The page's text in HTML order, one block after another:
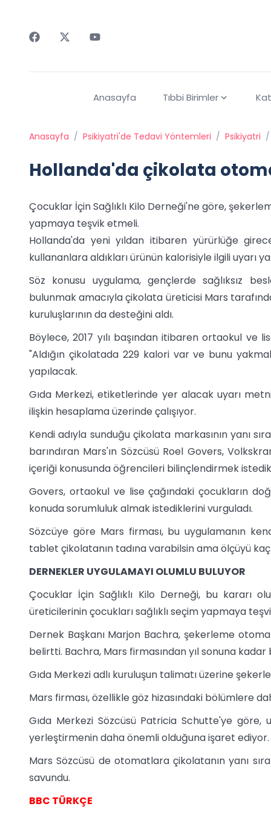
Anasayfa Tıbbi Birimler
Anasayfa / Psikiyatri'de Tedavi Yöntemleri / Psikiyatri /
Hollanda'da çikolata
Çocuklar İçin Sağlıklı Kilo Derneği'ne göre,
yapmaya teşvik etmeli.
Hollanda'da yeni yıldan itibaren yürürlüğe
kullananlara aldıkları ürünün kalorisiyle ilgili uyarı
Söz konusu uygulama, gençlerde sağlıksız
bulunmak amacıyla çikolata üreticisi Mars
kuruluşlarının da desteğini aldı.
Böylece, 2017 yılı başından itibaren ortaokul ve
"Aldığın çikolatada 229 kalori var ve bunu
yapılacak.
Gıda Merkezi, etiketlerinde yer alacak uyarı
ilişkin hesaplama üzerinde çalışıyor.
Kendi adıyla sunduğu çikolata markasının yanı
barındıran Mars'ın Sözcüsü Roel Govers,
içeriği konusunda öğrencileri bilinçlendirmek
Govers, ortaokul ve lise çağındaki çocukların
konuda sorumluluk almak istediklerini vurguladı.
Sözcüye göre Mars firması, bu uygulamanın
tablet çikolatanın tadına varabilsin ama ölçüyü
DERNEKLER UYGULAMAYI OLUMLU BULUYOR
Çocuklar İçin Sağlıklı Kilo Derneği, bu kararı
üreticilerinin çocukları sağlıklı seçim yapmaya
Dernek Başkanı Marjon Bachra, şekerleme
belirtti. Bachra, Mars firmasından yıl sonuna kadar
Gıda Merkezi adlı kuruluşun talimatı üzerine
Mars firması, özellikle göz hizasındaki bölümlere
Gıda Merkezi Sözcüsü Patricia Schutte'ye
yerleştirmenin daha önemli olduğuna işaret ediyor.
Mars Sözcüsü de otomatlara çikolatanın yanı
savundu.
BBC TÜRKÇE